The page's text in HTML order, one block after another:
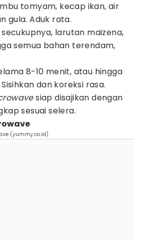
tomyam, kecap ikan, air
gula. Aduk rata.
larutan maizena,
semua bahan terendam,
8-10 menit, atau hingga
dan koreksi rasa.
siap disajikan dengan
sesuai selera.
(yummy.co.id)